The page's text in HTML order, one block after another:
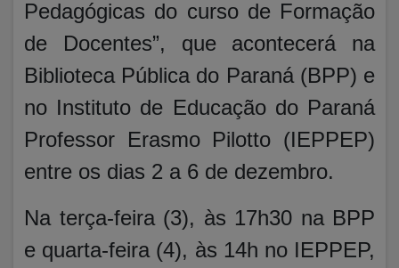
Pedagógicas do curso de Formação
de Docentes”, que acontecerá na
Biblioteca Pública do Paraná (BPP) e
no Instituto de Educação do Paraná
Professor Erasmo Pilotto (IEPPEP)
entre os dias 2 a 6 de dezembro.
Na terça-feira (3), às 17h30 na BPP
e quarta-feira (4), às 14h no IEPPEP,